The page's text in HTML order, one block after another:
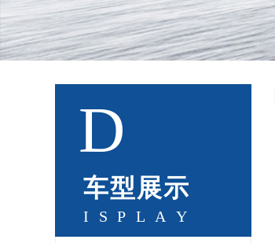
D
车型展示
I S P L A Y